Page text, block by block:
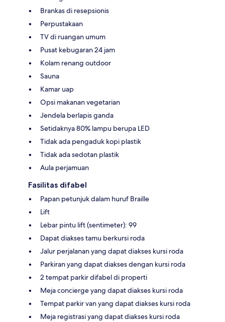
Brankas di resepsionis
Perpustakaan
TV di ruangan umum
Pusat kebugaran 24 jam
Kolam renang outdoor
Sauna
Kamar uap
Opsi makanan vegetarian
Jendela berlapis ganda
Setidaknya 80% lampu berupa LED
Tidak ada pengaduk kopi plastik
Tidak ada sedotan plastik
Aula perjamuan
Fasilitas difabel
Papan petunjuk dalam huruf Braille
Lift
Lebar pintu lift (sentimeter): 99
Dapat diakses tamu berkursi roda
Jalur perjalanan yang dapat diakses kursi roda
Parkiran yang dapat diakses dengan kursi roda
2 tempat parkir difabel di properti
Meja concierge yang dapat diakses kursi roda
Tempat parkir van yang dapat diakses kursi roda
Meja registrasi yang dapat diakses kursi roda